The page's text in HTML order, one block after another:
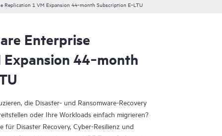
Replication 1 VM Expansion 44‑month Subscription E‑LTU
Enterprise
44‑month
die Disaster- und Ransomware-Recovery
oder Ihre Workloads einfach migrieren?
Disaster Recovery, Cyber-Resilienz und